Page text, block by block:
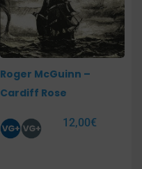
Roger McGuinn –
Cardiff Rose
12,00€